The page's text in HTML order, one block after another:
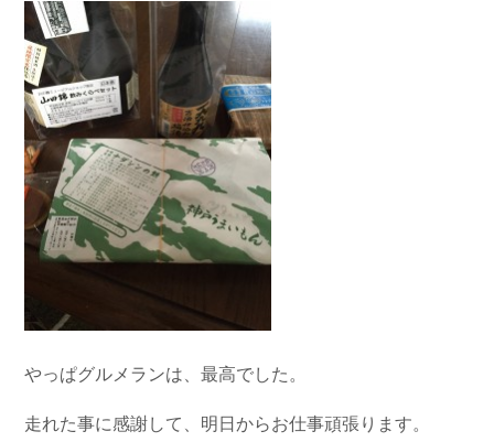
やっぱグルメランは、最高でした。
走れた事に感謝して、明日からお仕事頑張ります。